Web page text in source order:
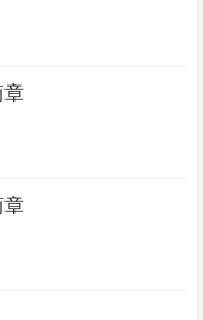
章
章